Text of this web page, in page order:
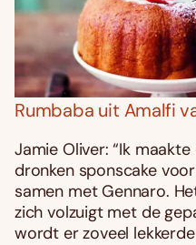
Rumbaba uit Amalfi
Jamie Oliver: “Ik
dronken sponscake
samen met Gennaro.
zich volzuigt met de
wordt er zoveel